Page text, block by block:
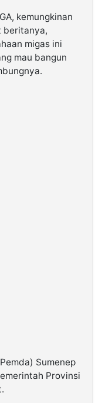
kemungkinan
beritanya,
migas ini
mau bangun
Sumenep
Provinsi